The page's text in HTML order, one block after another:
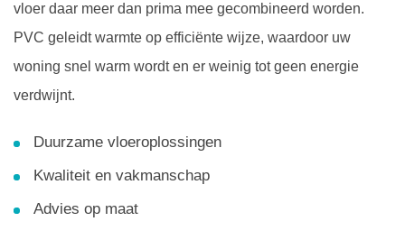
vloer daar meer dan prima mee gecombineerd worden.
PVC geleidt warmte op efficiënte wijze, waardoor uw
woning snel warm wordt en er weinig tot geen energie
verdwijnt.
Duurzame vloeroplossingen
Kwaliteit en vakmanschap
Advies op maat